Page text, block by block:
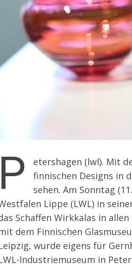
P etershagen (lwl). Mit
finnischen Designs in
sehen. Am Sonntag (
Lippe (LWL) in
Schaffen Wirkkalas in
dem Finnischen
, wurde eigens für
Industriemuseum in